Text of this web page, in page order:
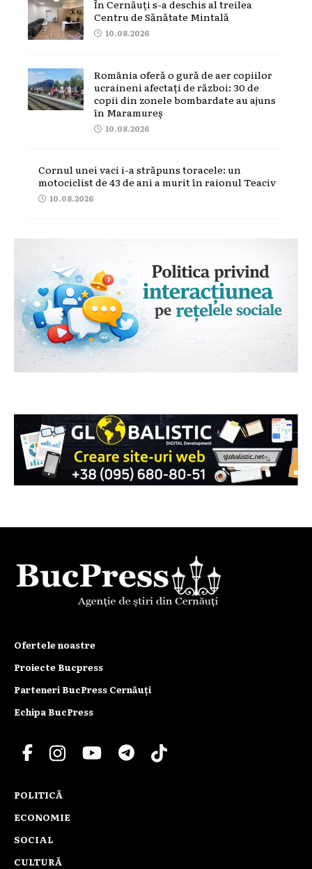
În Cernăuți s-a deschis al treilea
Centru de Sănătate Mintală
10.08.2026
România oferă o gură de aer copiilor
ucraineni afectați de război: 30 de
copii din zonele bombardate au ajuns
în Maramureș
10.08.2026
Cornul unei vaci i-a străpuns toracele: un
motociclist de 43 de ani a murit în raionul Teaciv
10.08.2026
Ofertele noastre
Proiecte Bucpress
Parteneri BucPress Cernăuți
Echipa BucPress
POLITICĂ
ECONOMIE
SOCIAL
CULTURĂ